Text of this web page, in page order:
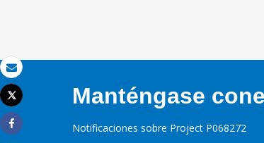
Correo electrónico
Imprimir
Tweet
Share
Manténgase
Notificaciones sobre Project P068272